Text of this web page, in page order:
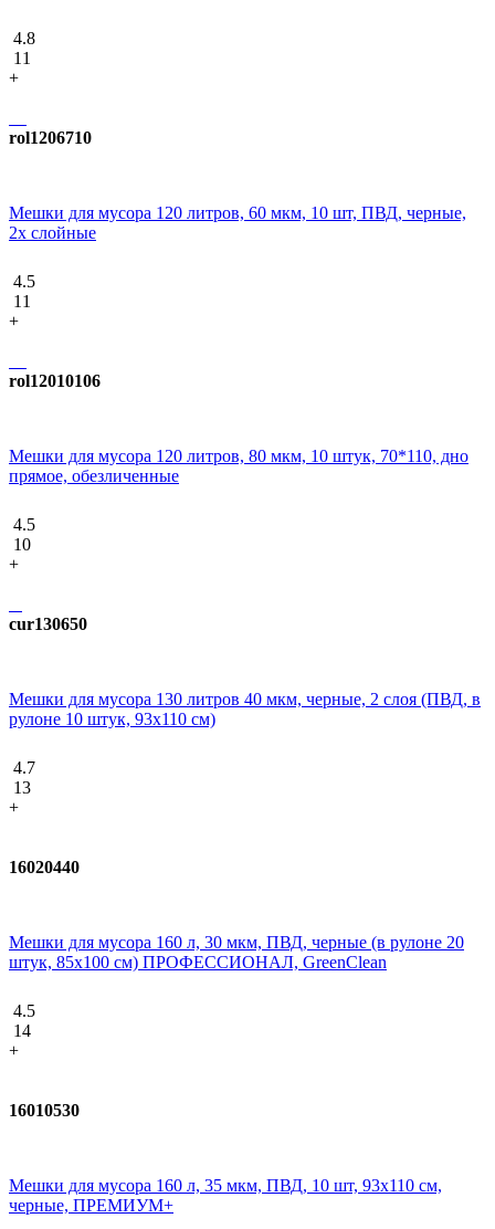
4.8
11
+
rol1206710
Мешки для мусора 120 литров, 60 мкм, 10 шт, ПВД, черные,
2х слойные
4.5
11
+
rol12010106
Мешки для мусора 120 литров, 80 мкм, 10 штук, 70*110, дно
прямое, обезличенные
4.5
10
+
cur130650
Мешки для мусора 130 литров 40 мкм, черные, 2 слоя (ПВД, в
рулоне 10 штук, 93x110 см)
4.7
13
+
16020440
Мешки для мусора 160 л, 30 мкм, ПВД, черные (в рулоне 20
штук, 85x100 см) ПРОФЕССИОНАЛ, GreenClean
4.5
14
+
16010530
Мешки для мусора 160 л, 35 мкм, ПВД, 10 шт, 93х110 см,
черные, ПРЕМИУМ+